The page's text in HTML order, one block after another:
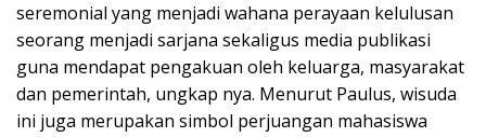
seremonial yang menjadi wahana perayaan kelulusan
seorang menjadi sarjana sekaligus media publikasi
guna mendapat pengakuan oleh keluarga, masyarakat
dan pemerintah, ungkap nya. Menurut Paulus, wisuda
ini juga merupakan simbol perjuangan mahasiswa